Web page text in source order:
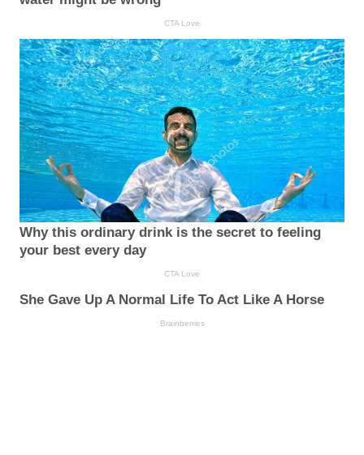
CTA Love
Why this ordinary drink is the secret to feeling
your best every day
CTA Love
She Gave Up A Normal Life To Act Like A Horse
Brainberries